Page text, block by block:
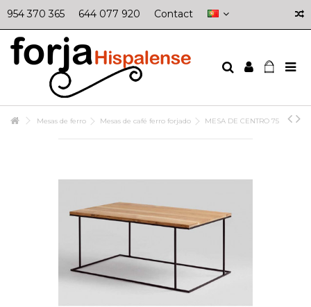
954 370 365 644 077 920 Contact
Mesas de ferro Mesas de café ferro forjado MESA DE CENTRO 75